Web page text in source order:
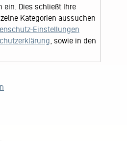
ein. Dies schließt Ihre
Kategorien aussuchen
Einstellungen
, sowie in den